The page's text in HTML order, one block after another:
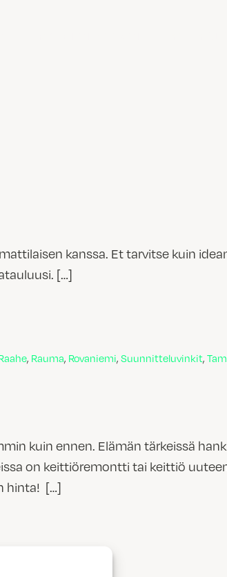
kanssa. Et tarvitse kuin
[…]
, Rauma, Rovaniemi, Suunnitteluvinkit,
kuin ennen. Elämän tärkeissä
on keittiöremontti tai keittiö
hinta! […]